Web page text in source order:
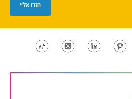
חזרו אליי